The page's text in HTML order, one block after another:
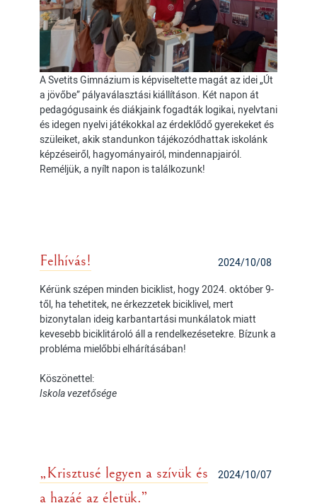
A Svetits Gimnázium is képviseltette magát az idei „Út
a jövőbe” pályaválasztási kiállításon. Két napon át
pedagógusaink és diákjaink fogadták logikai, nyelvtani
és idegen nyelvi játékokkal az érdeklődő gyerekeket és
szüleiket, akik standunkon tájékozódhattak iskolánk
képzéseiről, hagyományairól, mindennapjairól.
Reméljük, a nyílt napon is találkozunk!
2024/10/08
Felhívás!
Kérünk szépen minden biciklist, hogy 2024. október 9-
től, ha tehetitek, ne érkezzetek biciklivel, mert
bizonytalan ideig karbantartási munkálatok miatt
kevesebb biciklitároló áll a rendelkezésetekre. Bízunk a
probléma mielőbbi elhárításában!
Köszönettel:
Iskola vezetősége
2024/10/07
„Krisztusé legyen a szívük és
a hazáé az életük.”